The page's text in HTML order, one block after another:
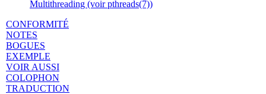
Multithreading (voir pthreads(7))
CONFORMITÉ
NOTES
BOGUES
EXEMPLE
VOIR AUSSI
COLOPHON
TRADUCTION